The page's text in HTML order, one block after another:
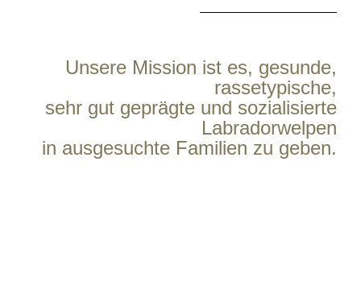
Unsere Mission ist es, gesunde,
rassetypische,
sehr gut geprägte und sozialisierte
Labradorwelpen
in ausgesuchte Familien zu geben.